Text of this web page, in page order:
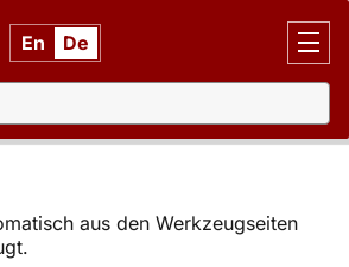
En De
aus den Werkzeugseiten